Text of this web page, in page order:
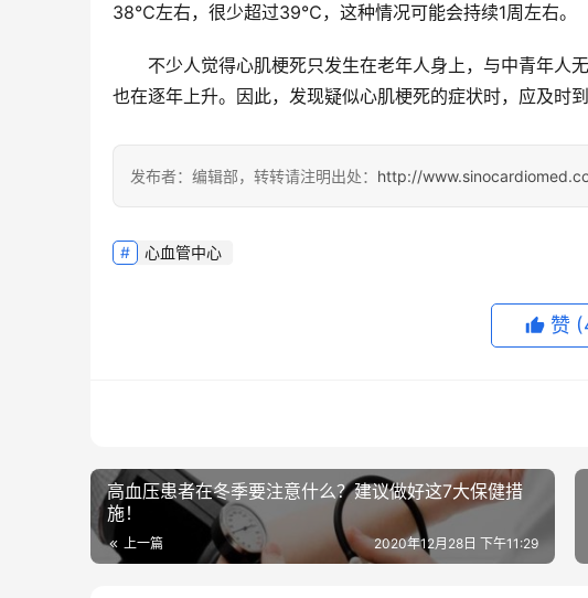
38℃左右，很少超过39℃，这种情况可能会持续1周左右。
不少人觉得心肌梗死只发生在老年人身上，与中青年人
也在逐年上升。因此，发现疑似心肌梗死的症状时，应及时
发布者：编辑部，转转请注明出处： http://
心血管中心
赞
高血压患者在冬季要注意什么？建议做好这7大保健措
施！
上一篇 2020年12月28日 下午11:29